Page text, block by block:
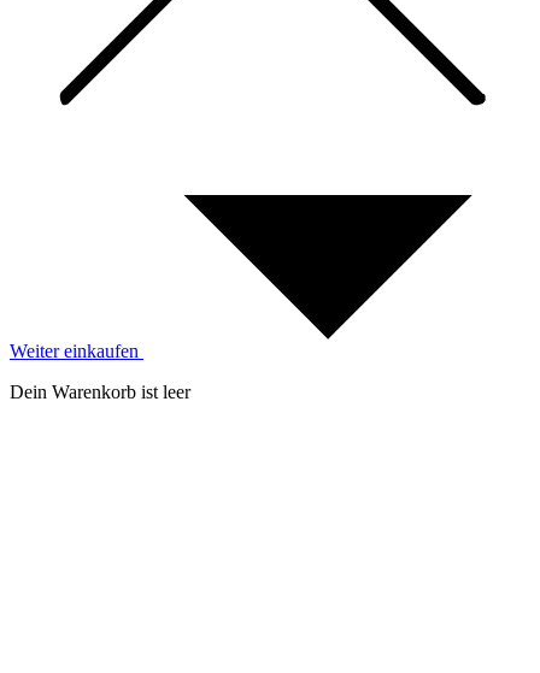
Weiter einkaufen
Dein Warenkorb ist leer